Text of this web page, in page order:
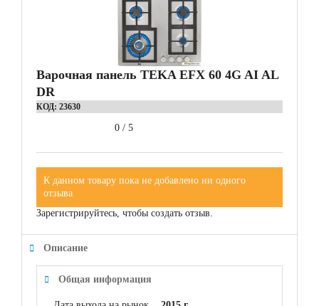
Варочная панель TEKA EFX 60 4G AI AL
DR
КОД: 23630
0 / 5
К данном товару пока не добавлено ни одного
отзыва
Зарегистрируйтесь, чтобы создать отзыв.
Описание
Общая информация